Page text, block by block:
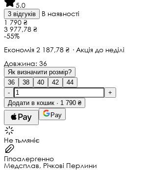
5.0
3 відгуків
В наявності
1 790 ₴
3 977,78 ₴
-55%
Економія 2 187,78 ₴ · Акція до неділі
Довжина: 36
Як визначити розмір?
36
38 40 42
44
-
+
Додати в кошик · 1 790 ₴
Pay
Не тьмяніє
Гіпоалергенно
Медсплав, Річкові Перлини